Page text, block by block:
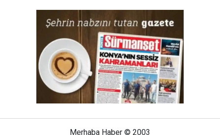
Merhaba Haber © 2003